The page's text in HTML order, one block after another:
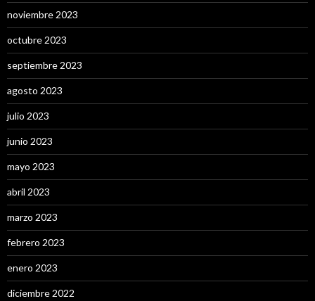
noviembre 2023
octubre 2023
septiembre 2023
agosto 2023
julio 2023
junio 2023
mayo 2023
abril 2023
marzo 2023
febrero 2023
enero 2023
diciembre 2022